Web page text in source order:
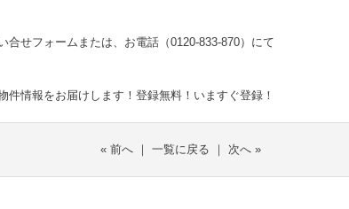
合せフォーム または、お電話（0120-833-870）にて
情報をお届けします！登録無料！ いますぐ登録！
« 前へ｜ 一覧に戻る ｜ 次へ»